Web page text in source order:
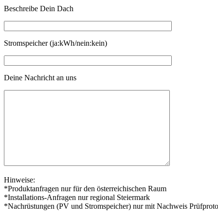
Beschreibe Dein Dach
Stromspeicher (ja:kWh/nein:kein)
Deine Nachricht an uns
Hinweise:
*Produktanfragen nur für den österreichischen Raum
*Installations-Anfragen nur regional Steiermark
*Nachrüstungen (PV und Stromspeicher) nur mit Nachweis